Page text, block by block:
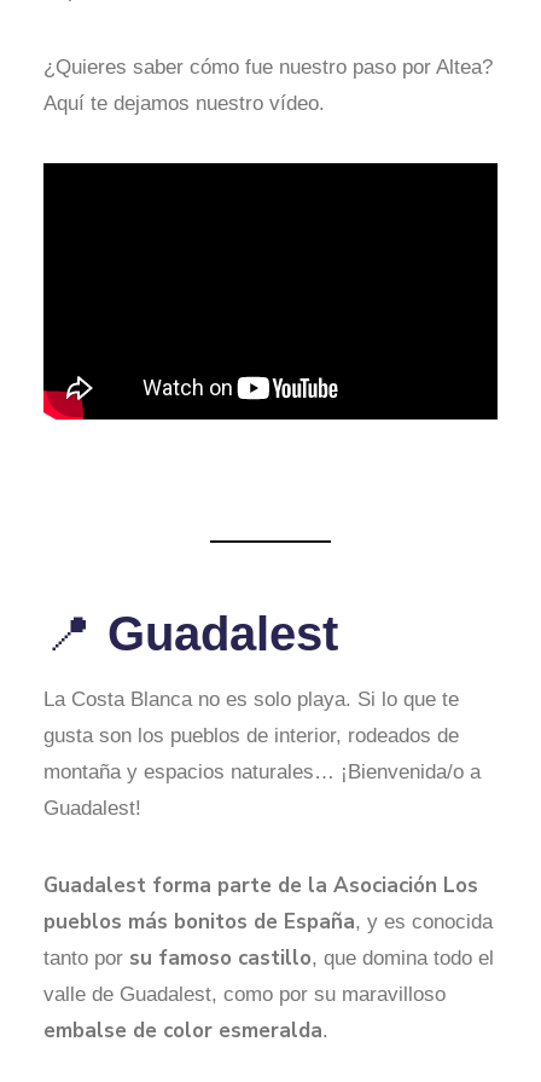
¿Quieres saber cómo fue nuestro paso por Altea?
Aquí te dejamos nuestro vídeo.
📍 Guadalest
La Costa Blanca no es solo playa. Si lo que te
gusta son los pueblos de interior, rodeados de
montaña y espacios naturales… ¡Bienvenida/o a
Guadalest!
Guadalest forma parte de la Asociación Los
pueblos más bonitos de España, y es conocida
tanto por su famoso castillo, que domina todo el
valle de Guadalest, como por su maravilloso
embalse de color esmeralda.